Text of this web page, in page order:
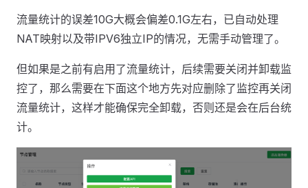
流量统计的误差10G大概会偏差0.1G左右，已自动处理
NAT映射以及带IPV6独立IP的情况，无需手动管理了。
但如果是之前有启用了流量统计，后续需要关闭并卸载监
控了，那么需要在下面这个地方先对应删除了监控再关闭
流量统计，这样才能确保完全卸载，否则还是会在后台统
计。